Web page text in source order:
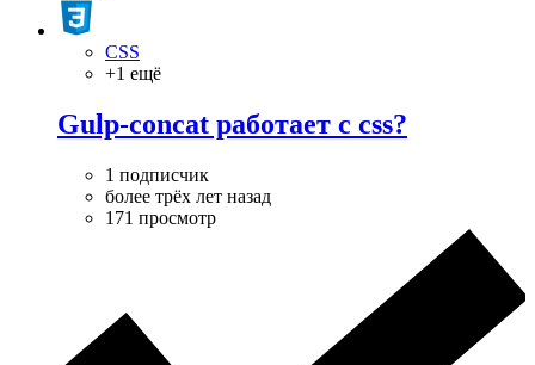
CSS
+1 ещё
Gulp-concat работает с css?
1 подписчик
более трёх лет назад
171 просмотр